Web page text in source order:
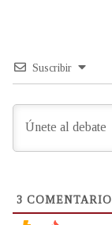
Suscribir
3